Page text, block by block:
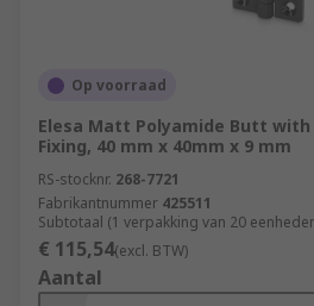
Op voorraad
Elesa Matt Polyamide Butt with
Fixing, 40 mm x 40mm x 9 mm
RS-stocknr. 268-7721
Fabrikantnummer 425511
Subtotaal (1 verpakking van 20
€ 115,54(excl. BTW)
Aantal